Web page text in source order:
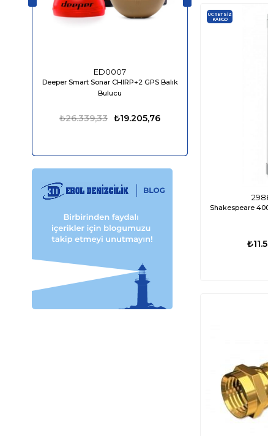
ED0007
Deeper Smart Sonar CHIRP+2 GPS Balık
Bulucu
₺19.205,76
₺26.339,33
Shakespeare
ÜCRETSIZ
KARGO